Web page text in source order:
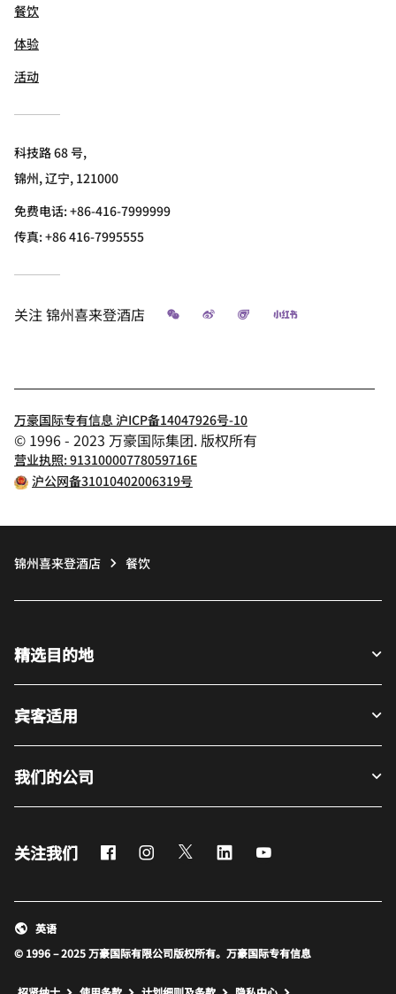
餐饮
体验
活动
科技路 68 号,
锦州, 辽宁, 121000
免费电话:+86-416-7999999
传真:+86 416-7995555
关注锦州喜来登酒店 微信 微博 飞猪 小红书
万豪国际专有信息 沪ICP备14047926号-10
© 1996 - 2023 万豪国际集团. 版权所有
营业执照: 91310000778059716E
沪公网备31010402006319号
锦州喜来登酒店 餐饮
精选目的地
宾客适用
我们的公司
关注我们 FacebookInstagram
Twitter LinkedIn
© 1996 – 2025 万豪国际有限公司版权所有。万豪国际专有信息
英语